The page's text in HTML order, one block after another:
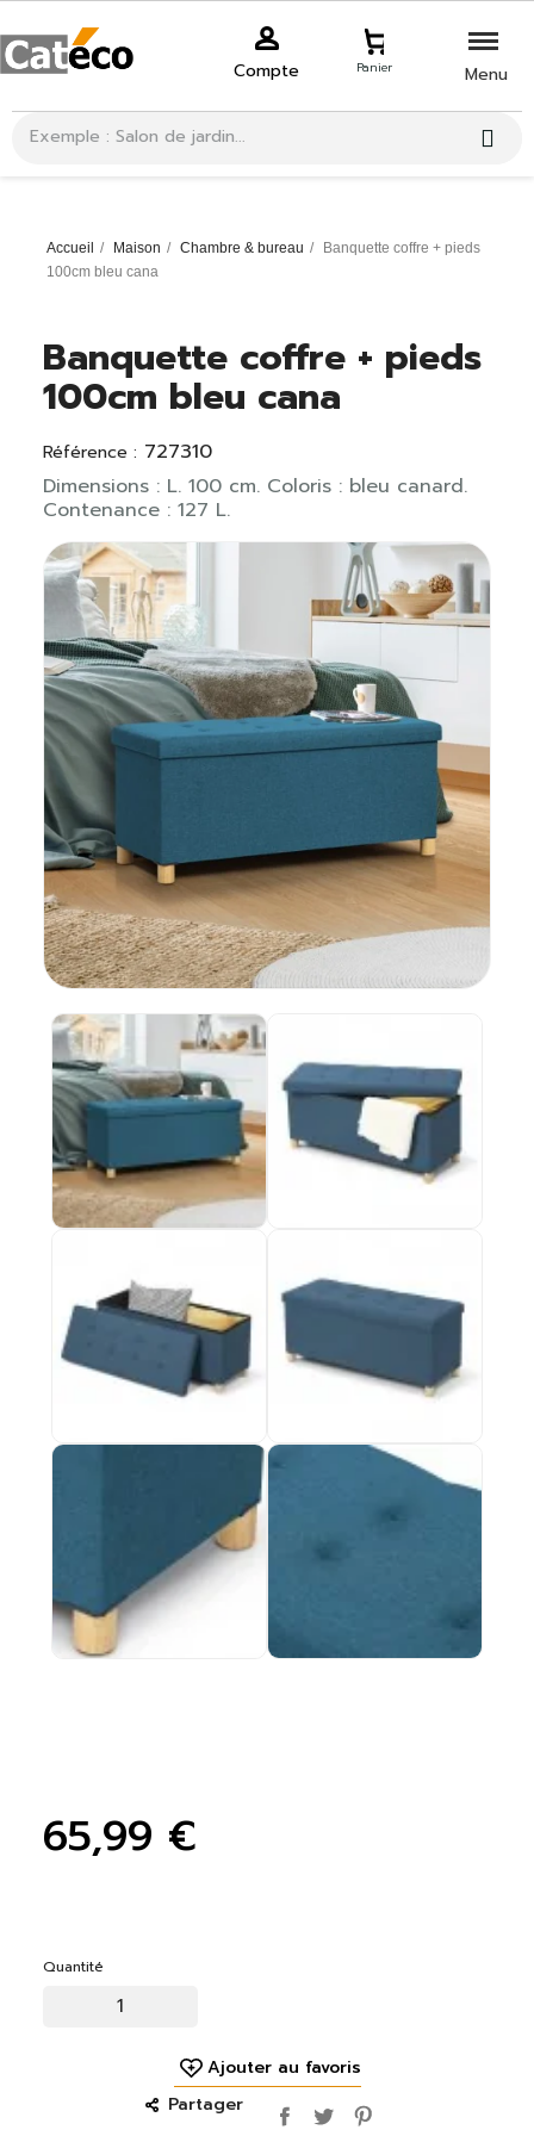
Compte Panier Menu
Accueil Maison Chambre & bureau
Banquette coffre + pieds
100cm bleu cana
Banquette coffre + pieds
100cm bleu cana
Référence : 727310
Dimensions : L. 100 cm. Coloris : bleu canard.
Contenance : 127 L.
65,99 €
Quantité
Ajouter au favoris
Partager